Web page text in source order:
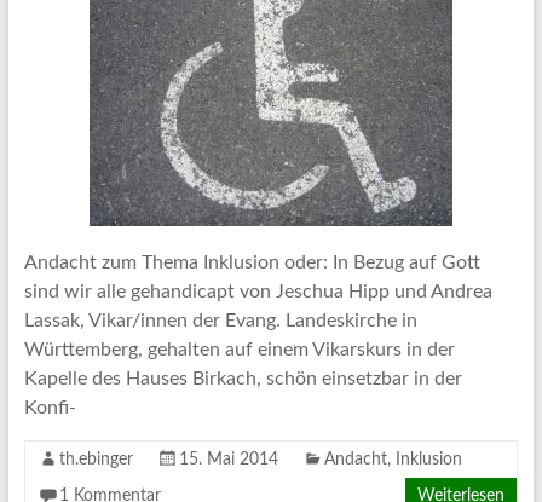
Andacht zum Thema Inklusion oder: In Bezug auf Gott
sind wir alle gehandicapt von Jeschua Hipp und Andrea
Lassak, Vikar/innen der Evang. Landeskirche in
Württemberg, gehalten auf einem Vikarskurs in der
Kapelle des Hauses Birkach, schön einsetzbar in der
Konfi-
th.ebinger 15. Mai 2014 Andacht, Inklusion
1 Kommentar Weiterlesen